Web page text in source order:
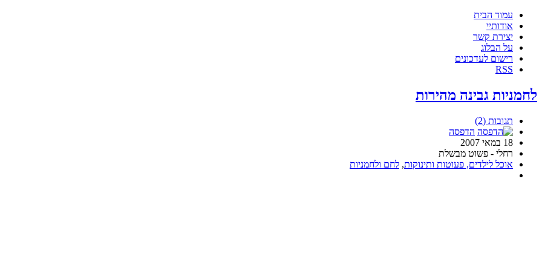
עמוד הבית
אודותיי
יצירת קשר
על הבלוג
רישום לעדכונים
RSS
לחמניות גבינה מהירות
תגובות (2)
הדפסה
18 במאי 2007
רחלי - פשוט מבשלת
אוכל לילדים, פעוטות ותינוקות, לחם ולחמניות